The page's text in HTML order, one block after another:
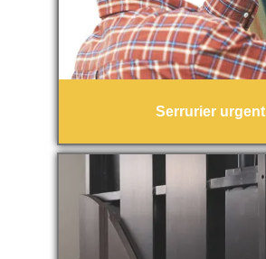
Serrurier urgent